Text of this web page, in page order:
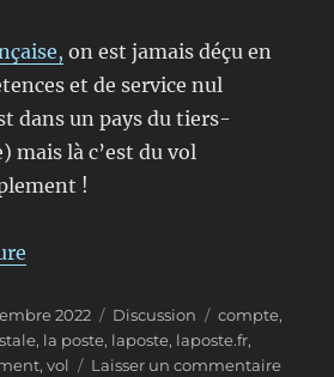
on est jamais déçu en
et de service nul
dans un pays du tiers-
mais là c’est du vol
!
2022 Format
Discussion Étiquettes
compte,
, la poste, laposte, laposte.fr,
,vol Laisser un commentairesur